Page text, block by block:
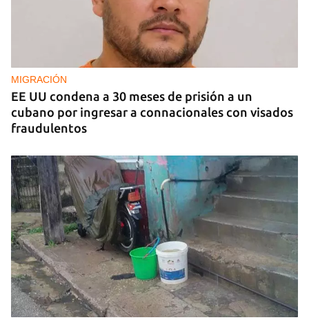
MIGRACIÓN
EE UU condena a 30 meses de prisión a un
cubano por ingresar a connacionales con visados
fraudulentos